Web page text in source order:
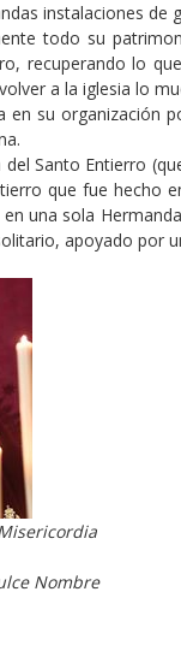
instalaciones de
todo su
recuperando lo
a la iglesia lo
su organización
Santo Entierro
que fue hecho
una sola
apoyado por
Nombre